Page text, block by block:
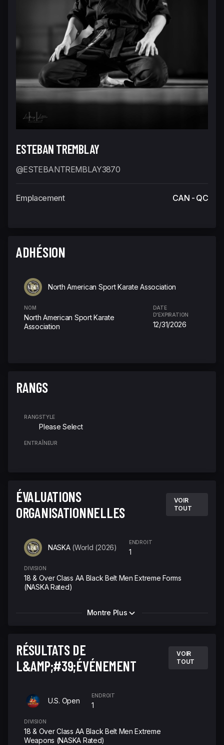
ESTEBAN TREMBLAY
@ESTEBANTREMBLAY3870
Emplacement CAN - QC
ADHÉSION
North American Sport Karate Association
NOM
North American Sport Karate
Association
DATE
D'EXPIRATION
12/31/2026
RANGS
RANGSTYLE
Please Select
ENTRAÎNEUR
ÉVALUATIONS
ORGANISATIONNELLES
VOIR
TOUT
NASKA (World (2026)
ENDROIT
1
DIVISION
18 & Over Class AA Black Belt Men Extreme Forms
(NASKA Rated)
Montre Plus
RÉSULTATS DE
L&AMP;#39;ÉVÉNEMENT
VOIR
TOUT
U.S. Open
ENDROIT
1
DIVISION
18 & Over Class AA Black Belt Men Extreme
Weapons (NASKA Rated)